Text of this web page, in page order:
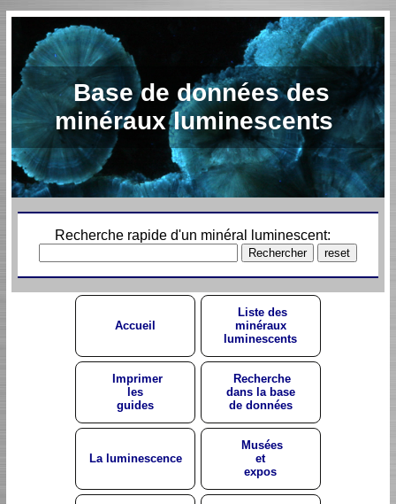
Base de données des
minéraux luminescents
Recherche rapide d'un minéral luminescent:
Accueil
Liste des
minéraux
luminescents
Imprimer
les
guides
Recherche
dans la base
de données
La luminescence
Musées
et
expos